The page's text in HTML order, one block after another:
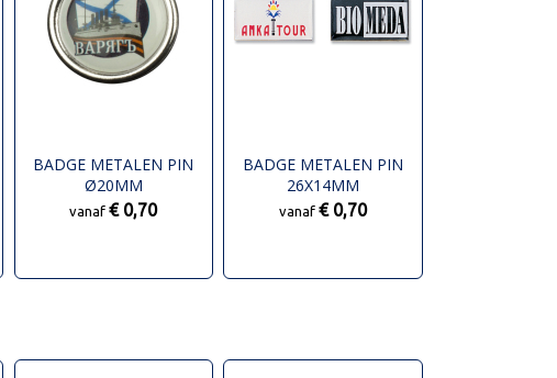
BADGE METALEN PIN
Ø20MM
vanaf€ 0,70
BADGE METALEN PIN
26X14MM
vanaf€ 0,70